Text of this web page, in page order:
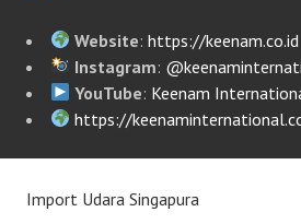
Website:https://keenam.co.id
Instagram:
YouTube: Keenam
https://
Import Udara Singapura